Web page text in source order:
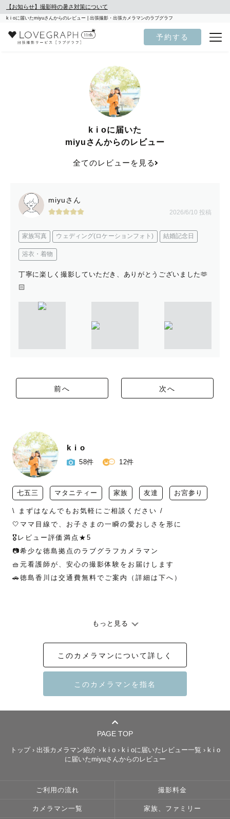
【お知らせ】撮影時の暑さ対策について
k i oに届いたmiyuさんからのレビュー | 出張撮影・出張カメラマンのラブグラフ
予約する
k i oに届いた
miyuさんからのレビュー
全てのレビューを見る
miyuさん
2026/6/10 投稿
家族写真 ウェディング(ロケーションフォト) 結婚記念日
浴衣・着物
丁寧に楽しく撮影していただき、ありがとうございました🫶
🏻
前へ 次へ
k i o
58件 12件
七五三 マタニティー 家族 友達 お宮参り
\ まずはなんでもお気軽にご相談ください /
🤍ママ目線で、お子さまの一瞬の愛おしさを形に
🎖️レビュー評価満点★5
📷希少な徳島拠点のラブグラフカメラマン
🧺元看護師が、安心の撮影体験をお届けします
🚗徳島香川は交通費無料でご案内（詳細は下へ）
はじめまして！
たくさんのカメラマンの中から見つけてくださり、ありが
徳島・香川を中心に活動している k i o（きお） と申しま
- - - - - - - - - - - - - - - - - - - - - - - - - - - - - - - - -
もっと見る
このカメラマンについて詳しく
PAGE TOP
トップ› 出張カメラマン紹介 › k i o› k i oに届いたレビュー一覧 › k i o
に届いたmiyuさんからのレビュー
ご利用の流れ 撮影料金
カメラマン一覧 家族、ファミリー